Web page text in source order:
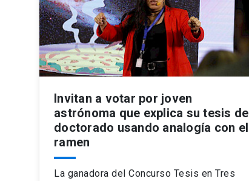
Invitan a votar por joven
astrónoma que explica su tesis de
doctorado usando analogía con el
ramen
La ganadora del Concurso Tesis en Tres